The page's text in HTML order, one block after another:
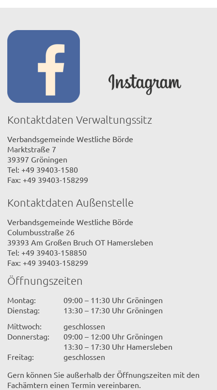
Kontaktdaten Verwaltungssitz
Verbandsgemeinde Westliche Börde
Marktstraße 7
39397 Gröningen
Tel: +49 39403-1580
Fax: +49 39403-158299
Kontaktdaten Außenstelle
Verbandsgemeinde Westliche Börde
Columbusstraße 26
39393 Am Großen Bruch OT Hamersleben
Tel: +49 39403-158850
Fax: +49 39403-158299
Öffnungszeiten
Montag:
09:00 – 11:30 Uhr Gröningen
Dienstag:
13:30 – 17:30 Uhr Gröningen
Mittwoch:
geschlossen
Donnerstag:
09:00 – 12:00 Uhr Gröningen
13:30 – 17:30 Uhr Hamersleben
Freitag:
geschlossen
Gern können Sie außerhalb der Öffnungszeiten mit den
Fachämtern einen Termin vereinbaren.